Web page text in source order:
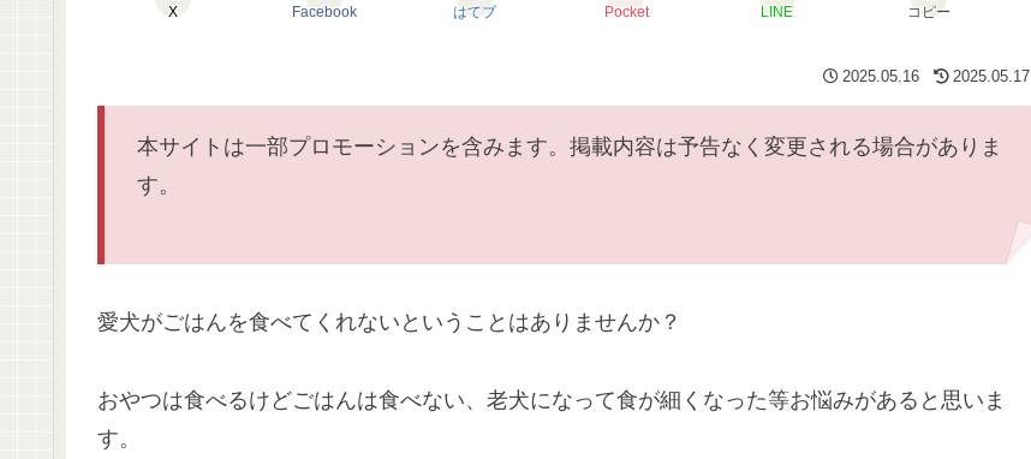
X Facebook はてブ Pocket LINE コピー
2025.05.16 2025.05.17
本サイトは一部プロモーションを含みます。掲載内容は予告なく変更される場合がありま
す。
愛犬がごはんを食べてくれないということはありませんか？
おやつは食べるけどごはんは食べない、老犬になって食が細くなった等お悩みがあると思いま
す。